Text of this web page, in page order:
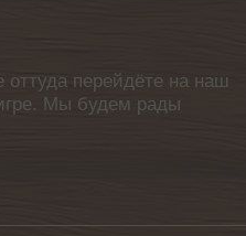
перейдёте на наш
Мы будем рады